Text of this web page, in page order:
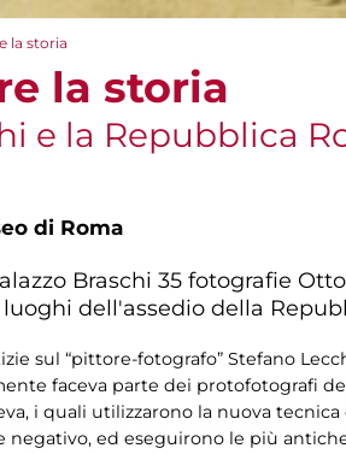
la storia
la storia
e la Repubblica
di Roma
Braschi 35 fotografie
dell'assedio della
sul “pittore-fotografo” Stefano
faceva parte dei protofotografi
i quali utilizzarono la nuova
negativo, ed eseguirono le più